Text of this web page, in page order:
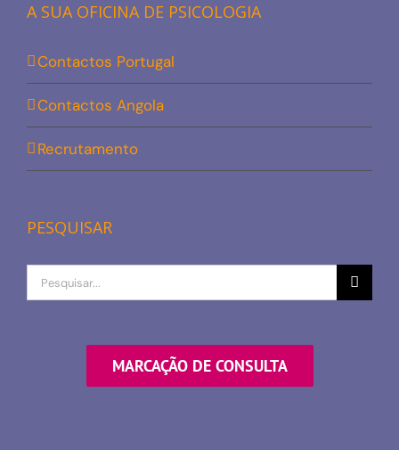
A SUA OFICINA DE PSICOLOGIA
Contactos Portugal
Contactos Angola
Recrutamento
PESQUISAR
Procurar
por
MARCAÇÃO DE CONSULTA